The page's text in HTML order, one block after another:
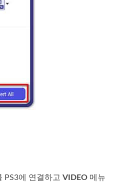
PS3에 연결하고 VIDEO 메뉴